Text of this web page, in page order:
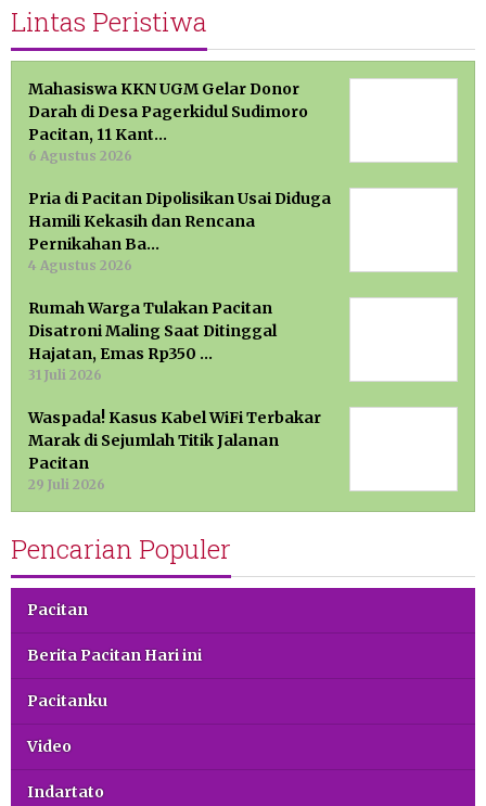
Lintas Peristiwa
Mahasiswa KKN UGM Gelar Donor
Darah di Desa Pagerkidul Sudimoro
Pacitan, 11 Kant…
6 Agustus 2026
Pria di Pacitan Dipolisikan Usai Diduga
Hamili Kekasih dan Rencana
Pernikahan Ba…
4 Agustus 2026
Rumah Warga Tulakan Pacitan
Disatroni Maling Saat Ditinggal
Hajatan, Emas Rp350 …
31 Juli 2026
Waspada! Kasus Kabel WiFi Terbakar
Marak di Sejumlah Titik Jalanan
Pacitan
29 Juli 2026
Pencarian Populer
Pacitan
Berita Pacitan Hari ini
Pacitanku
Video
Indartato